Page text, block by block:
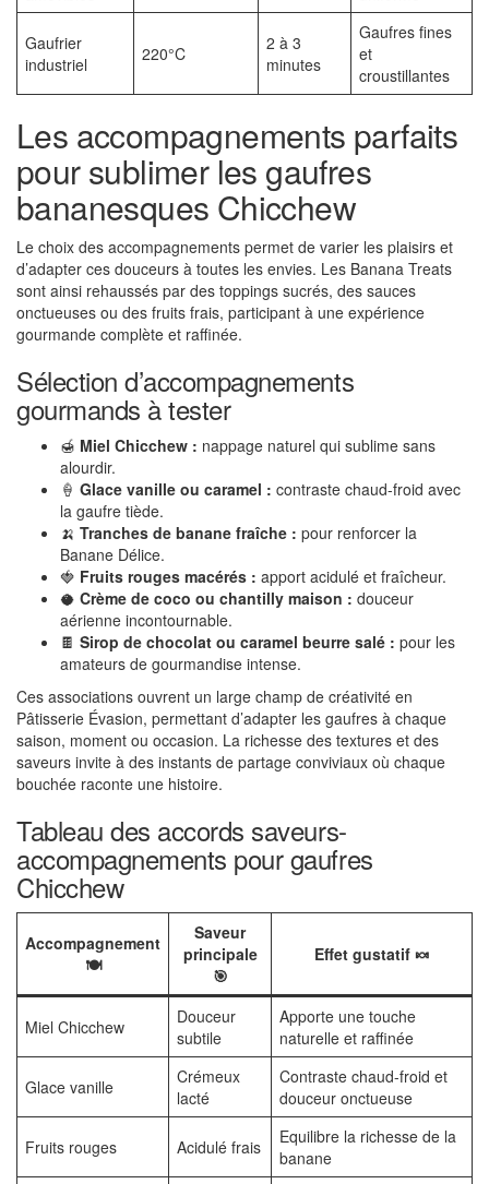
Gaufrier
industriel
220°C
2 à 3
minutes
Gaufres fines
et
croustillantes
Les accompagnements parfaits
pour sublimer les gaufres
bananesques Chicchew
Le choix des accompagnements permet de varier les plaisirs et
d’adapter ces douceurs à toutes les envies. Les Banana Treats
sont ainsi rehaussés par des toppings sucrés, des sauces
onctueuses ou des fruits frais, participant à une expérience
gourmande complète et raffinée.
Sélection d’accompagnements
gourmands à tester
🍯 Miel Chicchew : nappage naturel qui sublime sans
alourdir.
🍦 Glace vanille ou caramel : contraste chaud-froid avec
la gaufre tiède.
🍌 Tranches de banane fraîche : pour renforcer la
Banane Délice.
🍓 Fruits rouges macérés : apport acidulé et fraîcheur.
🥥 Crème de coco ou chantilly maison : douceur
aérienne incontournable.
🍫 Sirop de chocolat ou caramel beurre salé : pour les
amateurs de gourmandise intense.
Ces associations ouvrent un large champ de créativité en
Pâtisserie Évasion, permettant d’adapter les gaufres à chaque
saison, moment ou occasion. La richesse des textures et des
saveurs invite à des instants de partage conviviaux où chaque
bouchée raconte une histoire.
Tableau des accords saveurs-
accompagnements pour gaufres
Chicchew
Accompagnement
🍽️
Saveur
principale
🎯
Effet gustatif 🍬
Miel Chicchew
Douceur
subtile
Apporte une touche
naturelle et raffinée
Glace vanille
Crémeux
lacté
Contraste chaud-froid et
douceur onctueuse
Fruits rouges Acidulé frais
Equilibre la richesse de la
banane